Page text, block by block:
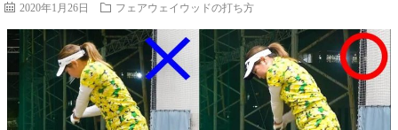
2020年1月26日 フェアウェイウッドの打ち方